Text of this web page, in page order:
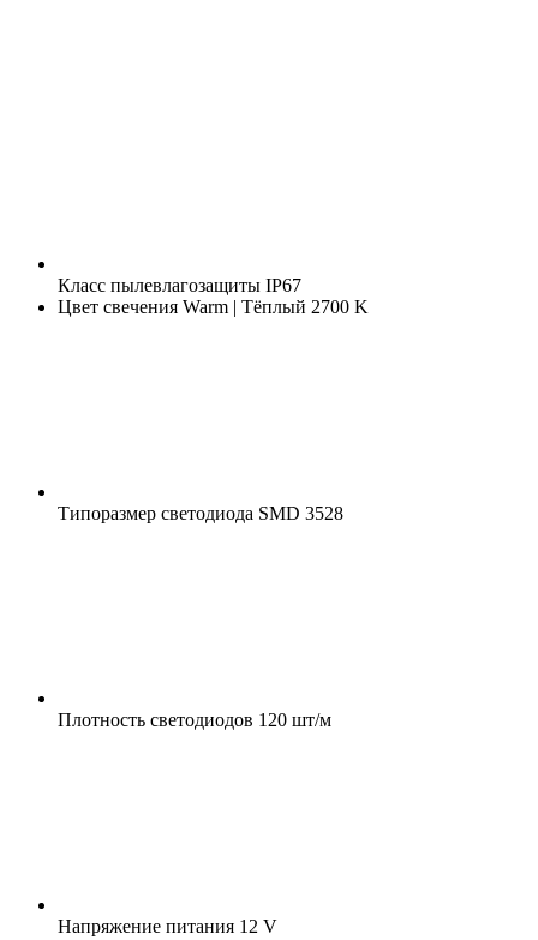
Класс пылевлагозащиты IP67
Цвет свечения Warm | Тёплый 2700 K
Типоразмер светодиода SMD 3528
Плотность светодиодов 120 шт/м
Напряжение питания 12 V